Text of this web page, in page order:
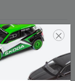
×